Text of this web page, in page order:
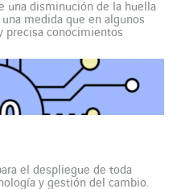
una disminución de la huella
medida que en algunos
precisa conocimientos
determinar el potencial
[…]
el despliegue de toda
y gestión del cambio.